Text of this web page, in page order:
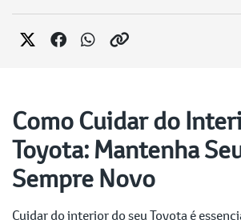
Como Cuidar do
Toyota: Mantenha
Sempre Novo
Cuidar do interior do seu Toyota é